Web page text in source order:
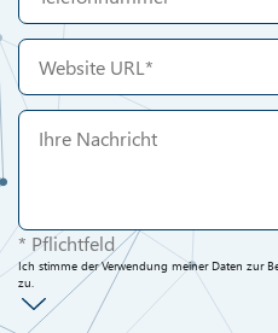
* Pflichtfeld
Ich stimme der Verwendung meiner Daten zur
zu.